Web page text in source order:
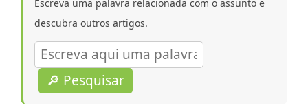
Escreva uma palavra relacionada com o assunto e
descubra outros artigos.
🔎 Pesquisar